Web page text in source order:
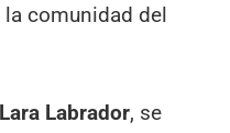
comunidad del
Labrador, se